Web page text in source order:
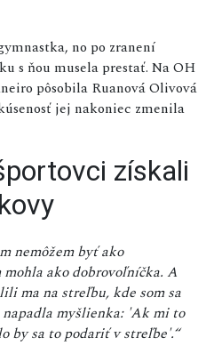
no po zranení
s ňou musela prestať. Na OH
pôsobila Ruanová Olivová
jej nakoniec zmenila
získali
nemôžem byť ako
ako dobrovoľníčka. A
ma na streľbu, kde som sa
myšlienka: 'Ak mi to
by sa to podariť v streľbe'.“